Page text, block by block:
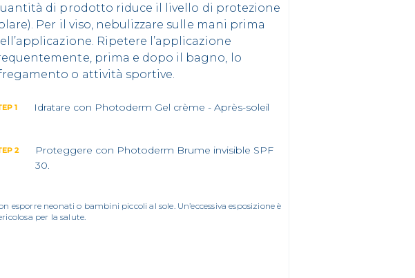
di prodotto riduce il livello di protezione
Per il viso, nebulizzare sulle mani prima
Ripetere l’applicazione
prima e dopo il bagno, lo
o attività sportive.
1 Idratare con Photoderm Gel crème - Après-soleil
2
Proteggere con Photoderm Brume invisible SPF
30.
esporre neonati o bambini piccoli al sole. Un’eccessiva esposizione è
per la salute.